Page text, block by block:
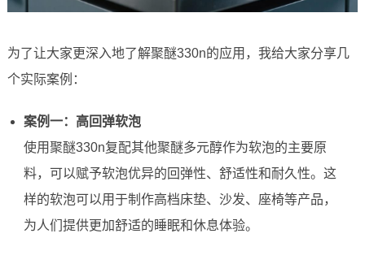
为了让大家更深入地了解聚醚330n的应用，我给大家分享几
个实际案例：
案例一：高回弹软泡
使用聚醚330n复配其他聚醚多元醇作为软泡的主要原
料，可以赋予软泡优异的回弹性、舒适性和耐久性。这
样的软泡可以用于制作高档床垫、沙发、座椅等产品，
为人们提供更加舒适的睡眠和休息体验。